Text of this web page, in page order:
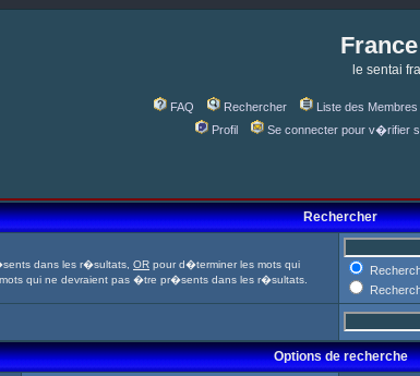
le sentai
FAQ Rechercher Liste des Membres
Profil
Se connecter pour v�rifier
Rechercher
dans les r�sultats, OR pour d�terminer les mots qui
qui ne devraient pas �tre pr�sents dans les r�sultats.
Options de recherche